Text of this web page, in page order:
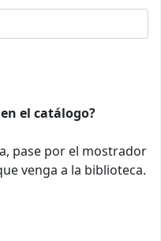
el catálogo?
pase por el mostrador
venga a la biblioteca.